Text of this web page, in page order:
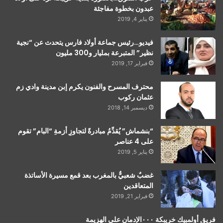
عبدون بخطوة مفاجئة
يناير 4, 2019
فيديو…رئيس جماعة أولاد فارس يتحدث عن “نجية
نظير” المتبرعة بمليار و300 مليون
فبراير 17, 2019
محترف المسرح والفنون يكرم إبن مدينة وادي زم
عثمان ركوب
ديسمبر 14, 2018
“بنشماش” يُقدِّمُ مبادرةً لتجاوزِ أزمةِ “البام” تقوم
على 4 عناصر
يناير 5, 2019
غضبٌ شعبيٌّ بالمغرب بعد قمع مسيرة الأساتذة
المتعاقدين
فبراير 21, 2019
فريق أولمبيك خريبكة ٠٠٠الإدمان على الهزيمة